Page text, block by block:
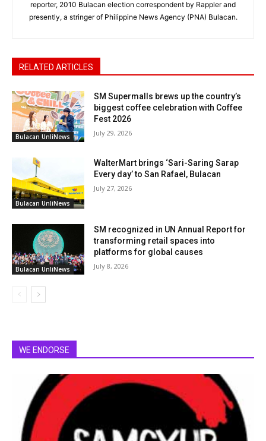
reporter, 2010 Bulacan election correspondent by Rappler and
presently, a stringer of Philippine News Agency (PNA) Bulacan.
RELATED ARTICLES
Bulacan UnliNews
SM Supermalls brews up the country’s
biggest coffee celebration with Coffee
Fest 2026
July 29, 2026
Bulacan UnliNews
WalterMart brings ‘Sari-Saring Sarap
Every day’ to San Rafael, Bulacan
July 27, 2026
Bulacan UnliNews
SM recognized in UN Annual Report for
transforming retail spaces into
platforms for global causes
July 8, 2026
WE ENDORSE